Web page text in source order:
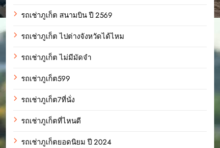
รถเช่าภูเก็ต สนามบิน ปี 2569
รถเช่าภูเก็ต ไปต่างจังหวัดได้ไหม
รถเช่าภูเก็ต ไม่มีมัดจำ
รถเช่าภูเก็ต599
รถเช่าภูเก็ต7ที่นั่ง
รถเช่าภูเก็ตที่ไหนดี
รถเช่าภูเก็ตยอดนิยม ปี 2024